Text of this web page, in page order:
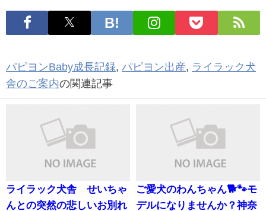
パピヨンBaby成長記録, パピヨン出産, ライラック犬
舎のご案内の関連記事
ライラック犬舎 せいちゃ
んとの突然の悲しいお別れ
ご愛犬のわんちゃん🐕🐾モ
デルになりませんか？神奈